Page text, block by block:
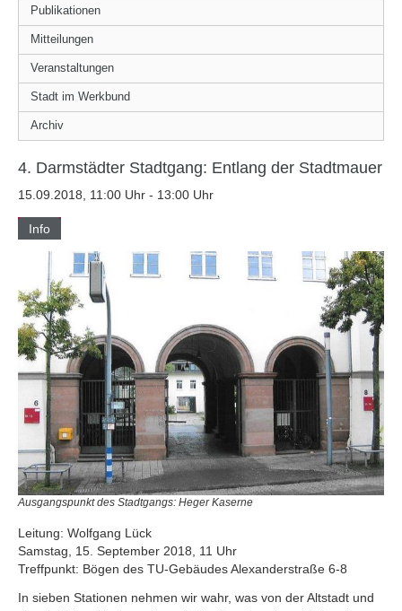
Publikationen
Mitteilungen
Veranstaltungen
Stadt im Werkbund
Archiv
4. Darmstädter Stadtgang: Entlang der Stadtmauer
15.09.2018, 11:00 Uhr - 13:00 Uhr
Info
Ausgangspunkt des Stadtgangs: Heger Kaserne
Leitung: Wolfgang Lück
Samstag, 15. September 2018, 11 Uhr
Treffpunkt: Bögen des TU-Gebäudes Alexanderstraße 6-8
In sieben Stationen nehmen wir wahr, was von der Altstadt und